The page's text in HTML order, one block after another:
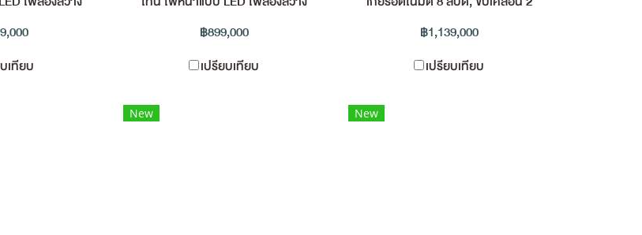
ตูท้ายเปิด - ปิด
ะบบแฮนด์ฟรี สี
ดพิเศษ ระบบ
X หน้าจอ
เทียบ
LED สี Smoke สีภายในห้องโดยสาร
: สีดำ ระบบฟอกอากาศ nanoe™ X
สะท้อนความร้อน : สีดำ เบาะนั่งคน
ขับปรับระดับ : 6 ทิศทาง หน้าจอ
฿899,000
เปรียบเทียบ
นิ้ว, เบาะหนัง 7 ที่นั่ง (คนขับปรับ
ไฟฟ้า), จอสัมผัส 8 นิ้วรองรับ Apple
฿1,139,000
เปรียบเทียบ
New New